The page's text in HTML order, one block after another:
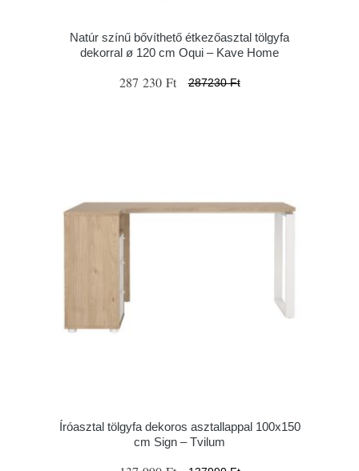
Natúr színű bővíthető étkezőasztal tölgyfa
dekorral ø 120 cm Oqui – Kave Home
287 230 Ft 287230 Ft
Íróasztal tölgyfa dekoros asztallappal 100x150
cm Sign – Tvilum